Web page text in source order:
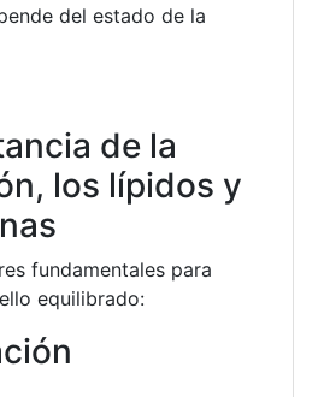
del estado de la
de la
los lípidos y
fundamentales para
equilibrado: